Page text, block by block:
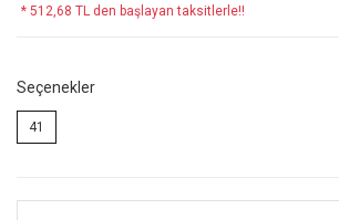
* 512,68 TL den başlayan taksitlerle!!
Seçenekler
41